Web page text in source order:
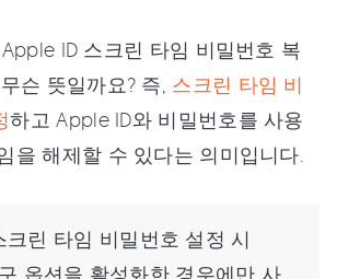
ID 스크린 타임 비밀번호 복
슨 뜻일까요? 즉, 스크린 타임 비
하고 Apple ID와 비밀번호를 사용
을 해제할 수 있다는 의미입니다.
크린 타임 비밀번호 설정 시
옵션을 활성화한 경우에만 사